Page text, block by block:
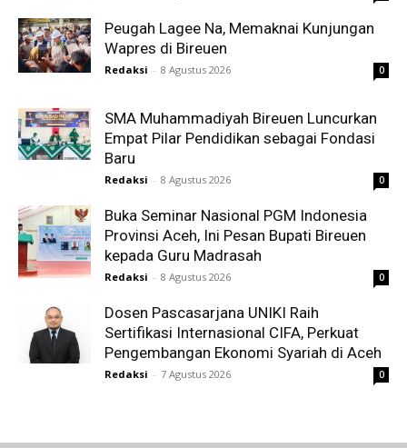
Peugah Lagee Na, Memaknai Kunjungan
Wapres di Bireuen
Redaksi - 8 Agustus 2026 0
SMA Muhammadiyah Bireuen Luncurkan
Empat Pilar Pendidikan sebagai Fondasi
Baru
Redaksi - 8 Agustus 2026 0
Buka Seminar Nasional PGM Indonesia
Provinsi Aceh, Ini Pesan Bupati Bireuen
kepada Guru Madrasah
Redaksi - 8 Agustus 2026 0
Dosen Pascasarjana UNIKI Raih
Sertifikasi Internasional CIFA, Perkuat
Pengembangan Ekonomi Syariah di Aceh
Redaksi - 7 Agustus 2026 0